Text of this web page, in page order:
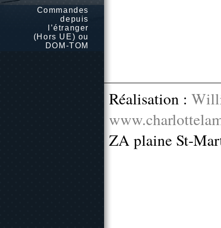
Commandes
depuis
l’étranger
(Hors UE) ou
DOM-TOM
Réalisation :
ZA plaine St-